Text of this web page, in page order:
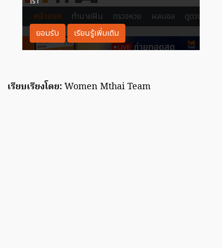
เรียบเรียงโดย:Women Mthai Team